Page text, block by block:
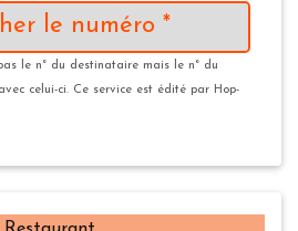
le numéro *
le n° du destinataire mais le n° du
celui-ci. Ce service est édité par Hop-